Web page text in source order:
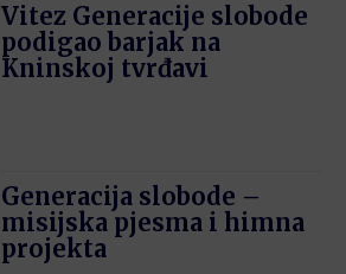
Vitez Generacije slobode
podigao barjak na
Kninskoj tvrđavi
Generacija slobode –
misijska pjesma i himna
projekta